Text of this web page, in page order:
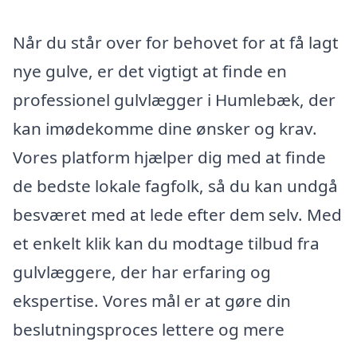
Når du står over for behovet for at få lagt
nye gulve, er det vigtigt at finde en
professionel gulvlægger i Humlebæk, der
kan imødekomme dine ønsker og krav.
Vores platform hjælper dig med at finde
de bedste lokale fagfolk, så du kan undgå
besværet med at lede efter dem selv. Med
et enkelt klik kan du modtage tilbud fra
gulvlæggere, der har erfaring og
ekspertise. Vores mål er at gøre din
beslutningsproces lettere og mere